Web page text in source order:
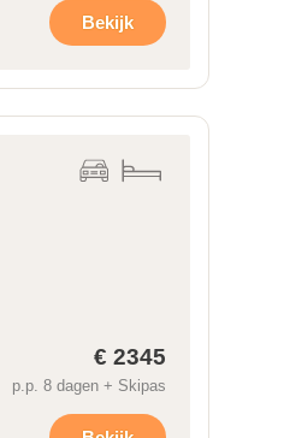
Bekijk
€ 2345
p.p. 8 dagen + Skipas